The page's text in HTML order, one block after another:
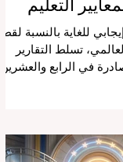
للغاية بالنسبة
تسلط التقارير
في الرابع والعشرين
الأكاديمية العربية
إن الدمج السريع